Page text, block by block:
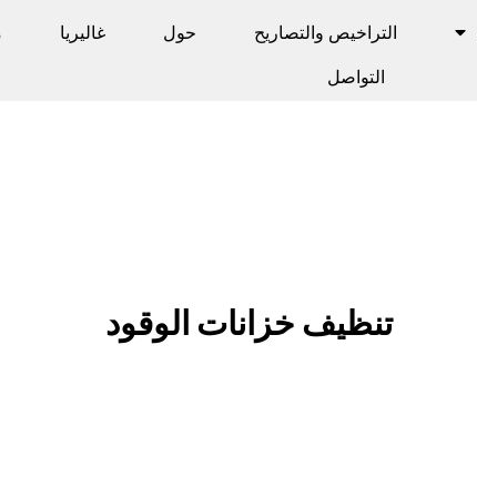
التراخيص والتصاريح حول غاليريا
التواصل
تنظيف خزانات الوقود